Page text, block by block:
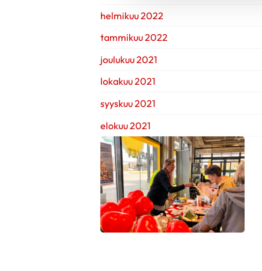
helmikuu 2022
tammikuu 2022
joulukuu 2021
lokakuu 2021
syyskuu 2021
elokuu 2021